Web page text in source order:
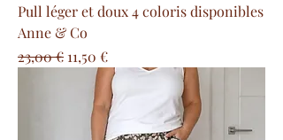
Pull léger et doux 4 coloris disponibles
Anne & Co
Prix original
23,00 € Prix promotionnel
11,50 €